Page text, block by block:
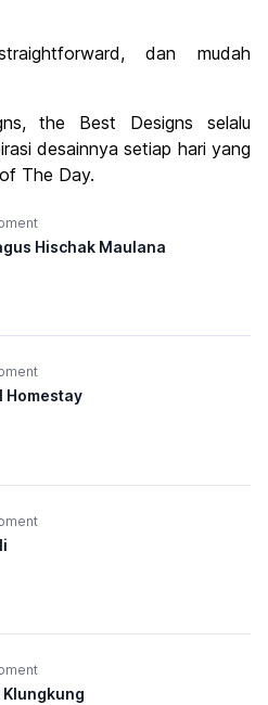
dan mudah
the Best Designs selalu
desainnya setiap hari yang
The Day.
Hischak Maulana
Homestay
Klungkung